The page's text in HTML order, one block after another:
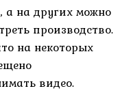
а на других можно
производство.
на некоторых
видео.